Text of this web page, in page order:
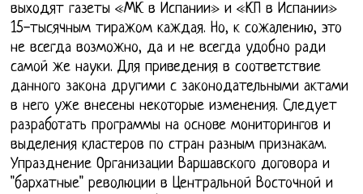
выходят газеты «МК в Испании» и «КП в Испании»
15-тысячным тиражом каждая. Но, к сожалению, это
не всегда возможно, да и не всегда удобно ради
самой же науки. Для приведения в соответствие
данного закона другими с законодательными актами
в него уже внесены некоторые изменения. Следует
разработать программы на основе мониторингов и
выделения кластеров по стран разным признакам.
Упразднение Организации Варшавского договора и
"бархатные" революции в Центральной Восточной и